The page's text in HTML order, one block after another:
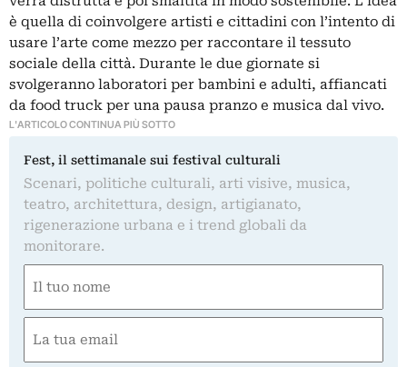
è quella di coinvolgere artisti e cittadini con l’intento di
usare l’arte come mezzo per raccontare il tessuto
sociale della città. Durante le due giornate si
svolgeranno laboratori per bambini e adulti, affiancati
da food truck per una pausa pranzo e musica dal vivo.
L'ARTICOLO CONTINUA PIÙ SOTTO
Fest, il settimanale sui festival culturali
Scenari, politiche culturali, arti visive, musica,
teatro, architettura, design, artigianato,
rigenerazione urbana e i trend globali da
monitorare.
(Required)
First
(Required)